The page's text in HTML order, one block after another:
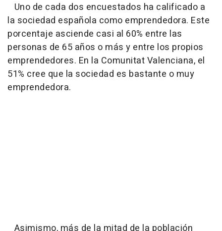
Uno de cada dos encuestados ha calificado a
la sociedad española como emprendedora. Este
porcentaje asciende casi al 60% entre las
personas de 65 años o más y entre los propios
emprendedores. En la Comunitat Valenciana, el
51% cree que la sociedad es bastante o muy
emprendedora.